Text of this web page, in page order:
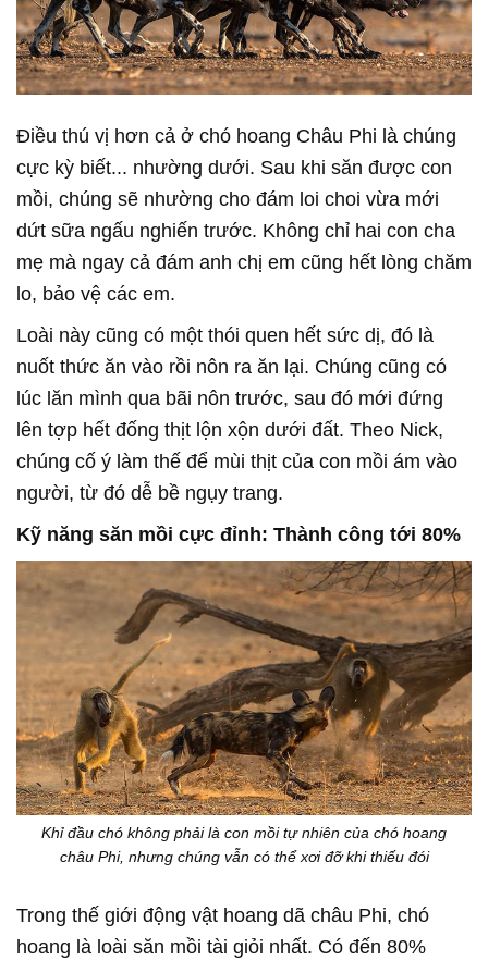
Điều thú vị hơn cả ở chó hoang Châu Phi là chúng
cực kỳ biết... nhường dưới. Sau khi săn được con
mồi, chúng sẽ nhường cho đám loi choi vừa mới
dứt sữa ngấu nghiến trước. Không chỉ hai con cha
mẹ mà ngay cả đám anh chị em cũng hết lòng chăm
lo, bảo vệ các em.
Loài này cũng có một thói quen hết sức dị, đó là
nuốt thức ăn vào rồi nôn ra ăn lại. Chúng cũng có
lúc lăn mình qua bãi nôn trước, sau đó mới đứng
lên tợp hết đống thịt lộn xộn dưới đất. Theo Nick,
chúng cố ý làm thế để mùi thịt của con mồi ám vào
người, từ đó dễ bề ngụy trang.
Kỹ năng săn mồi cực đỉnh: Thành công tới 80%
Khỉ đầu chó không phải là con mồi tự nhiên của chó hoang
châu Phi, nhưng chúng vẫn có thể xơi đỡ khi thiếu đói
Trong thế giới động vật hoang dã châu Phi, chó
hoang là loài săn mồi tài giỏi nhất. Có đến 80%